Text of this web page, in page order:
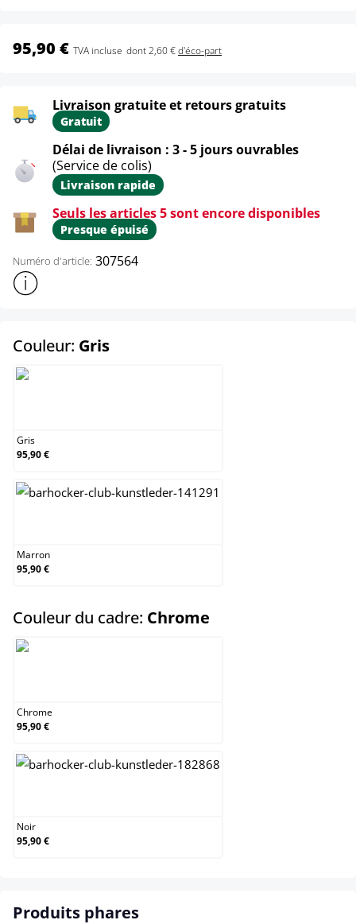
95,90 € TVA incluse dont 2,60 €d'éco-part
Livraison gratuite et retours gratuits
Gratuit
Délai de livraison : 3 - 5 jours ouvrables
(Service de colis)
Livraison rapide
Seuls les articles 5 sont encore disponibles
Presque épuisé
Numéro d'article: 307564
Afficher plus d'informations sur le produit
Couleur: Grisselect
Gris
95,90 €
Marron
95,90 €
Couleur du cadre: Chrome
Chrome
95,90 €
Noir
95,90 €
Produits phares